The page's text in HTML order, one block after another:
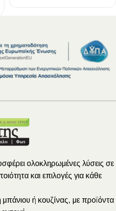
ολοκληρωμένες λύσεις σε
και επιλογές για κάθε
μπάνιου ή κουζίνας, με προϊόντα